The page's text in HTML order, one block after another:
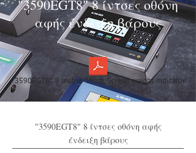
"3590EGT8" 8 ίντσες οθόνη
αφής ένδειξη βάρους
"3590EGT8" 8 inches Touch Screen weight indicator
"3590EGT8" 8 ίντσες οθόνη αφής
ένδειξη βάρους